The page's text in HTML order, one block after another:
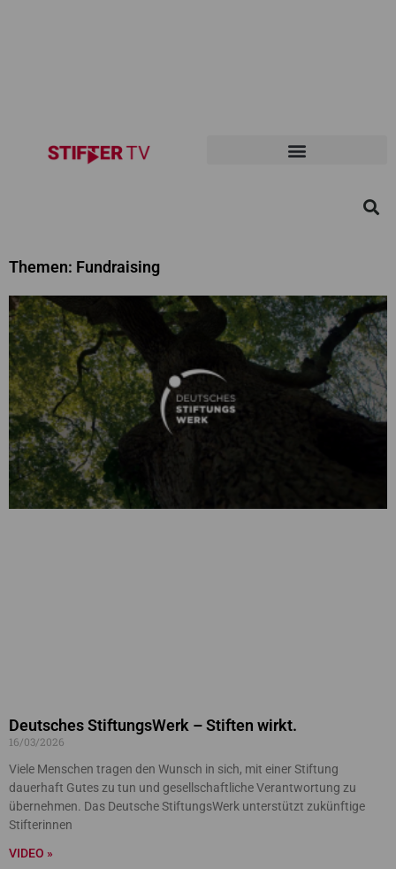
Themen: Fundraising
Deutsches StiftungsWerk – Stiften wirkt.
16/03/2026
Viele Menschen tragen den Wunsch in sich, mit einer Stiftung
dauerhaft Gutes zu tun und gesellschaftliche Verantwortung zu
übernehmen. Das Deutsche StiftungsWerk unterstützt zukünftige
Stifterinnen
VIDEO »
SeiteSeiteSeiteSeiteSeite